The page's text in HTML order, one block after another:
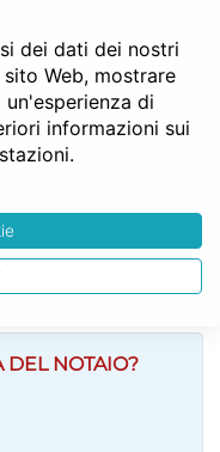
ragione o credito
del Codice Civile:
della famiglia
tutela
DEL NOTAIO?
dei dati dei nostri
Web, mostrare
di
informazioni sui